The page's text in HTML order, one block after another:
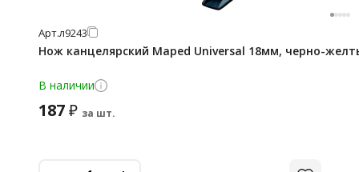
Арт.л9243
Нож канцелярский Maped Universal 18мм, черно-
В наличии
187₽ за шт.